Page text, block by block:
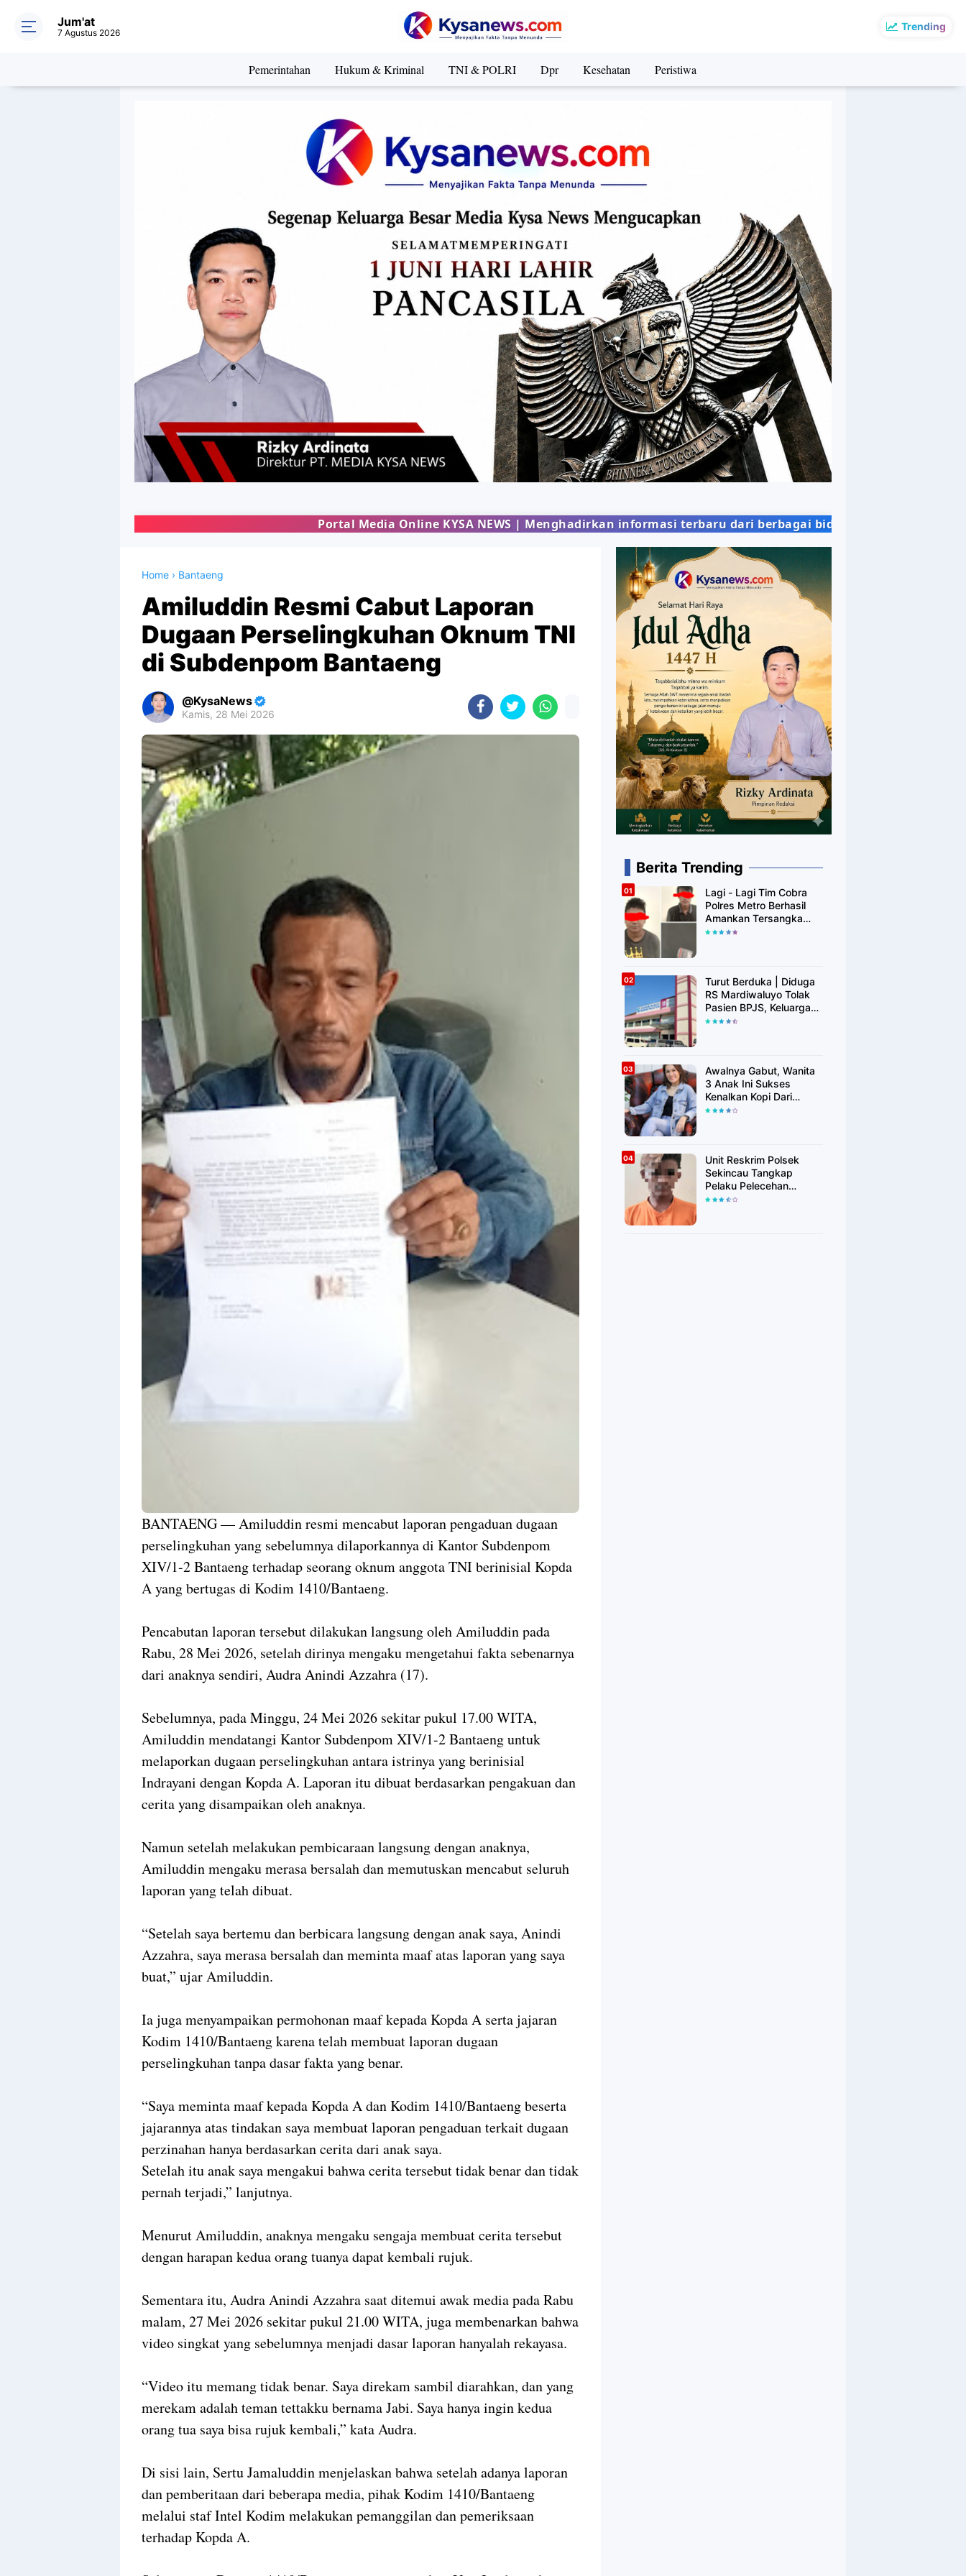
Trending
Jum'at
7 Agustus 2026
Pemerintahan Hukum & Kriminal TNI & POLRI Dpr Kesehatan Peristiwa
Portal Media Online KYSA NEWS | Menghadirkan informasi terbaru dari berbagai bidang kehidupan masyarakat dengan
Home › Bantaeng
Amiluddin Resmi Cabut Laporan
Dugaan Perselingkuhan Oknum TNI
di Subdenpom Bantaeng
KysaNews
Kamis, 28 Mei 2026
Premium
By
Raushan
Design
With
Shroff
Templates
BANTAENG — Amiluddin resmi mencabut laporan pengaduan dugaan
perselingkuhan yang sebelumnya dilaporkannya di Kantor Subdenpom
XIV/1-2 Bantaeng terhadap seorang oknum anggota TNI berinisial Kopda
A yang bertugas di Kodim 1410/Bantaeng.
Pencabutan laporan tersebut dilakukan langsung oleh Amiluddin pada
Rabu, 28 Mei 2026, setelah dirinya mengaku mengetahui fakta sebenarnya
dari anaknya sendiri, Audra Anindi Azzahra (17).
Sebelumnya, pada Minggu, 24 Mei 2026 sekitar pukul 17.00 WITA,
Amiluddin mendatangi Kantor Subdenpom XIV/1-2 Bantaeng untuk
melaporkan dugaan perselingkuhan antara istrinya yang berinisial
Indrayani dengan Kopda A. Laporan itu dibuat berdasarkan pengakuan dan
cerita yang disampaikan oleh anaknya.
Namun setelah melakukan pembicaraan langsung dengan anaknya,
Amiluddin mengaku merasa bersalah dan memutuskan mencabut seluruh
laporan yang telah dibuat.
“Setelah saya bertemu dan berbicara langsung dengan anak saya, Anindi
Azzahra, saya merasa bersalah dan meminta maaf atas laporan yang saya
buat,” ujar Amiluddin.
Ia juga menyampaikan permohonan maaf kepada Kopda A serta jajaran
Kodim 1410/Bantaeng karena telah membuat laporan dugaan
perselingkuhan tanpa dasar fakta yang benar.
“Saya meminta maaf kepada Kopda A dan Kodim 1410/Bantaeng beserta
jajarannya atas tindakan saya membuat laporan pengaduan terkait dugaan
perzinahan hanya berdasarkan cerita dari anak saya.
Setelah itu anak saya mengakui bahwa cerita tersebut tidak benar dan tidak
pernah terjadi,” lanjutnya.
Menurut Amiluddin, anaknya mengaku sengaja membuat cerita tersebut
dengan harapan kedua orang tuanya dapat kembali rujuk.
Sementara itu, Audra Anindi Azzahra saat ditemui awak media pada Rabu
malam, 27 Mei 2026 sekitar pukul 21.00 WITA, juga membenarkan bahwa
video singkat yang sebelumnya menjadi dasar laporan hanyalah rekayasa.
“Video itu memang tidak benar. Saya direkam sambil diarahkan, dan yang
merekam adalah teman tettakku bernama Jabi. Saya hanya ingin kedua
orang tua saya bisa rujuk kembali,” kata Audra.
Di sisi lain, Sertu Jamaluddin menjelaskan bahwa setelah adanya laporan
dan pemberitaan dari beberapa media, pihak Kodim 1410/Bantaeng
melalui staf Intel Kodim melakukan pemanggilan dan pemeriksaan
terhadap Kopda A.
Berita Trending
Lagi - Lagi Tim Cobra
Polres Metro Berhasil
Amankan Tersangka
Yang Diduga Pengguna
Turut Berduka | Diduga
RS Mardiwaluyo Tolak
Pasien BPJS, Keluarga
Pasien: "ini Yang
Awalnya Gabut, Wanita
3 Anak Ini Sukses
Kenalkan Kopi Dari
Simalungun di Bekasi
Unit Reskrim Polsek
Sekincau Tangkap
Pelaku Pelecehan
Seksual Anak di Bawah